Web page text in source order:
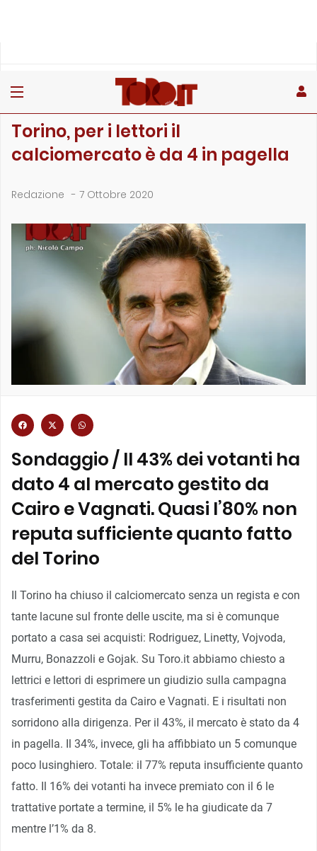
Torino, per i lettori il
calciomercato è da 4 in pagella
Redazione - 7 Ottobre 2020
Sondaggio / Il 43% dei votanti ha
dato 4 al mercato gestito da
Cairo e Vagnati. Quasi l’80% non
reputa sufficiente quanto fatto
del Torino
Il Torino ha chiuso il calciomercato senza un regista e con
tante lacune sul fronte delle uscite, ma si è comunque
portato a casa sei acquisti: Rodriguez, Linetty, Vojvoda,
Murru, Bonazzoli e Gojak. Su Toro.it abbiamo chiesto a
lettrici e lettori di esprimere un giudizio sulla campagna
trasferimenti gestita da Cairo e Vagnati. E i risultati non
sorridono alla dirigenza. Per il 43%, il mercato è stato da 4
in pagella. Il 34%, invece, gli ha affibbiato un 5 comunque
poco lusinghiero. Totale: il 77% reputa insufficiente quanto
fatto. Il 16% dei votanti ha invece premiato con il 6 le
trattative portate a termine, il 5% le ha giudicate da 7
mentre l’1% da 8.